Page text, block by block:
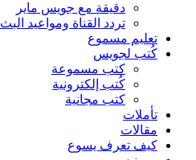
دقيقة مع جويس ماير
تردد القناة ومواعيد البث
تعليم مسموع
كُتب لجويس
كتب مسموعة
كُتب إلكترونية
كتب مجانية
تأملات
مقالات
كيف تعرف يسوع